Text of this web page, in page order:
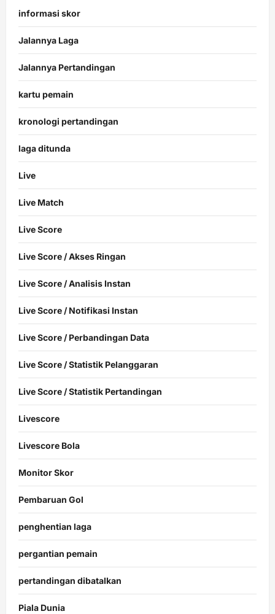
informasi skor
Jalannya Laga
Jalannya Pertandingan
kartu pemain
kronologi pertandingan
laga ditunda
Live
Live Match
Live Score
Live Score / Akses Ringan
Live Score / Analisis Instan
Live Score / Notifikasi Instan
Live Score / Perbandingan Data
Live Score / Statistik Pelanggaran
Live Score / Statistik Pertandingan
Livescore
Livescore Bola
Monitor Skor
Pembaruan Gol
penghentian laga
pergantian pemain
pertandingan dibatalkan
Piala Dunia